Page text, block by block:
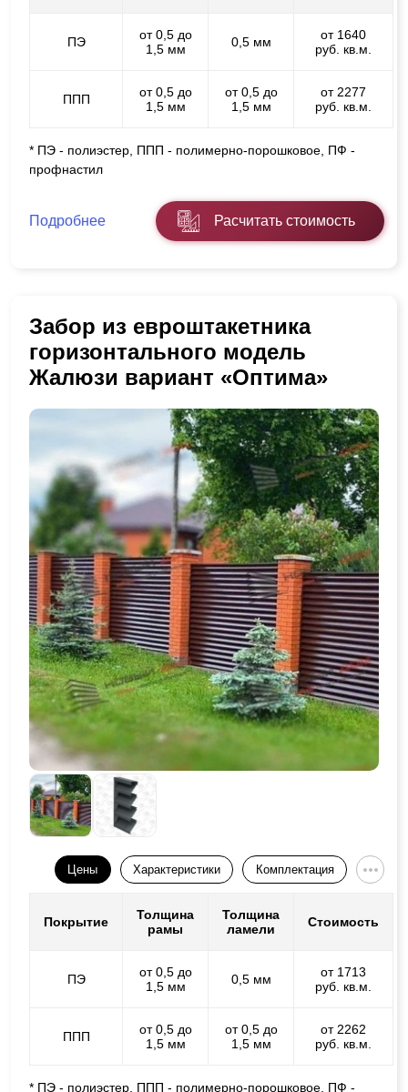
ПЭ
от 0,5 до
1,5 мм
0,5 мм
от 1640
руб. кв.м.
ППП
от 0,5 до
1,5 мм
от 0,5 до
1,5 мм
от 2277
руб. кв.м.
* ПЭ - полиэстер, ППП - полимерно-порошковое, ПФ -
профнастил
Подробнее Расчитать стоимость
Забор из евроштакетника
горизонтального модель
Жалюзи вариант «Оптима»
Цены Характеристики Комплектация
Покрытие
Толщина
рамы
Толщина
ламели
Стоимость
ПЭ
от 0,5 до
1,5 мм
0,5 мм
от 1713
руб. кв.м.
ППП
от 0,5 до
1,5 мм
от 0,5 до
1,5 мм
от 2262
руб. кв.м.
* ПЭ - полиэстер, ППП - полимерно-порошковое, ПФ -